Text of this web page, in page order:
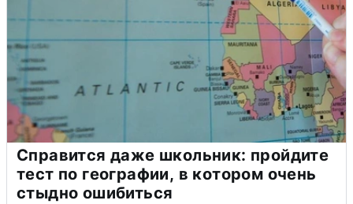
Справится даже школьник: пройдите
тест по географии, в котором очень
стыдно ошибиться